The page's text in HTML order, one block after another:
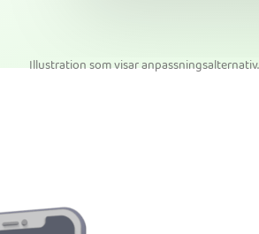
Illustration som visar